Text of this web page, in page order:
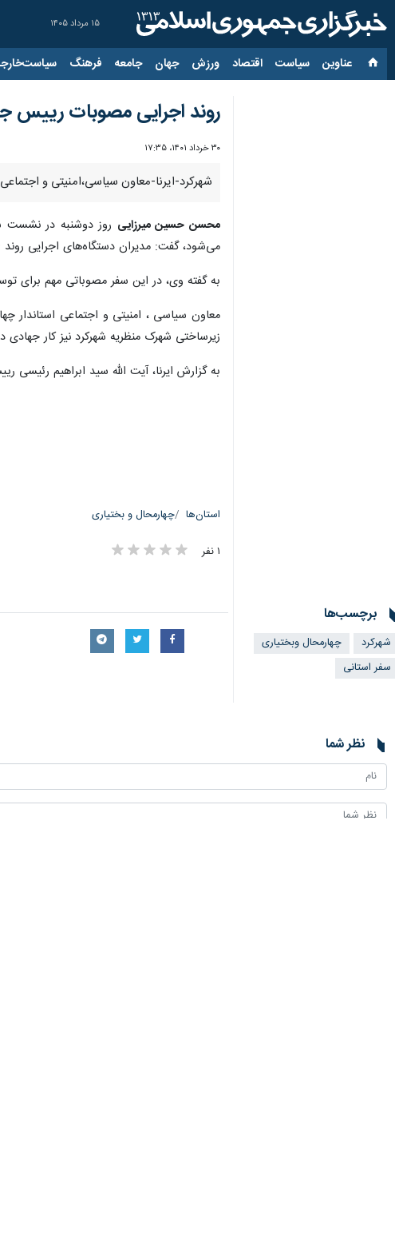
۱۵ مرداد ۱۴۰۵
عناوین‌ سیاست اقتصاد ورزش جهان جامعه فرهنگ
روند اجرایی مصوبات رییس
۳۰ خرداد ۱۴۰۱، ۱۷:۳۵
شهرکرد-ایرنا-معاون سیاسی،امنیتی و
محسن حسین میرزایی روز دوشنبه در نشست
می‌شود، گفت: مدیران دستگاه‌های اجرایی
به گفته وی، در این سفر مصوباتی مهم برای توسعه استان مصوب شد که
زیرساختی شهرک منظریه شهرکرد نیز کار
به گزارش ایرنا، آیت الله سید ابراهیم رئیسی رییس جمهور و تعدادی
استان‌ها چهارمحال و بختیاری
۱ نفر
برچسب‌ها
شهرکرد
چهارمحال وبختیاری
سفر استانی
نظر شما